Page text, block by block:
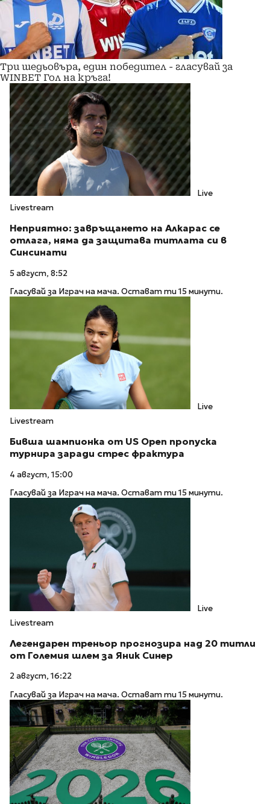
Три шедьовъра, един победител - гласувай за
WINBET Гол на кръга!
Live
Livestream
Неприятно: завръщането на Алкарас се
отлага, няма да защитава титлата си в
Синсинати
5 август, 8:52
Гласувай за Играч на мача. Остават ти 15 минути.
Live
Livestream
Бивша шампионка от US Open пропуска
турнира заради стрес фрактура
4 август, 15:00
Гласувай за Играч на мача. Остават ти 15 минути.
Live
Livestream
Легендарен треньор прогнозира над 20 титли
от Големия шлем за Яник Синер
2 август, 16:22
Гласувай за Играч на мача. Остават ти 15 минути.